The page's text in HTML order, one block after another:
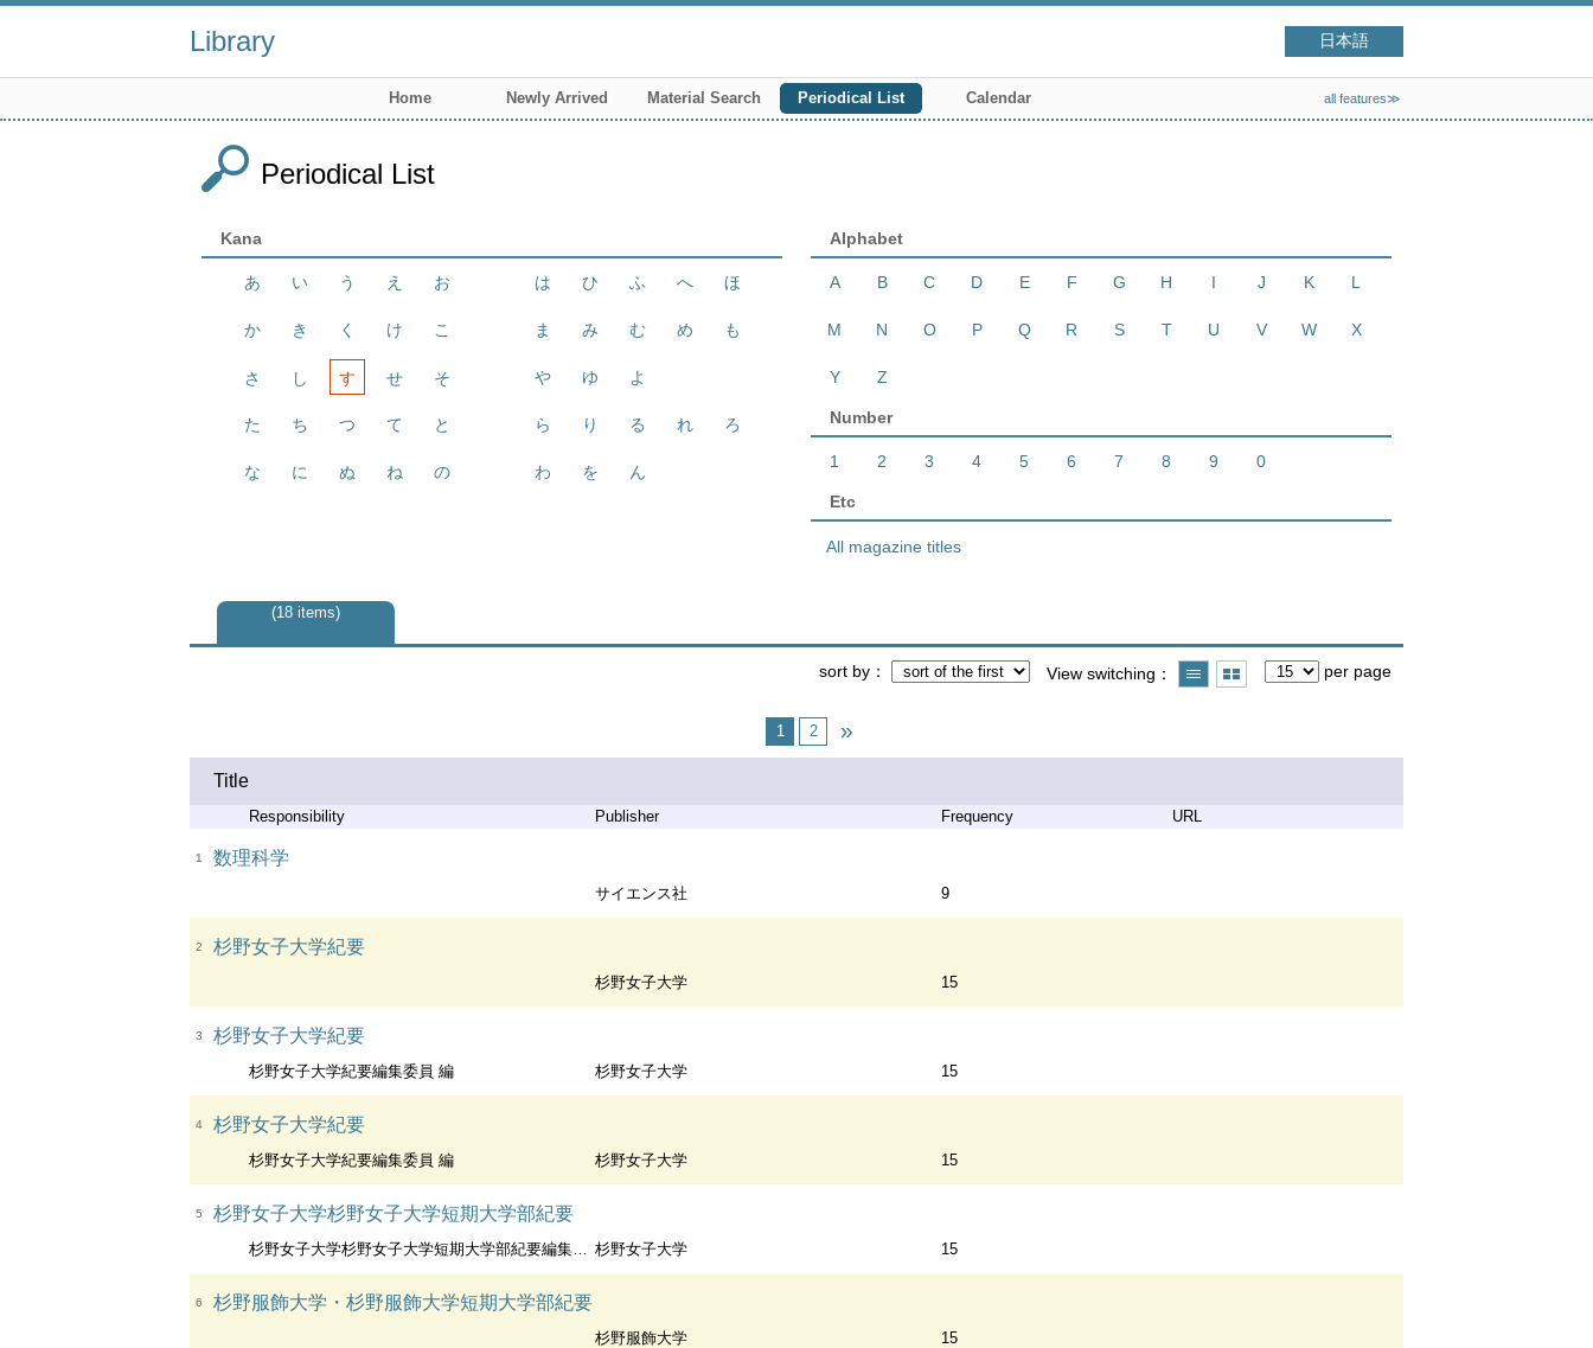
Library 日本語
Home Newly Arrived Material Search Periodical List Calendar all features≫
Periodical List
Kana
あ い う え お
か き く け こ
さ し す せ そ
た ち つ て と
な に ぬ ね の
は ひ ふ へ ほ
ま み む め も
や ゆ よ
ら り る れ ろ
わ を ん
Alphabet
A B C D E F G H I J K L
M N O P Q R S T U V W X
Y Z
Number
1 2 3 4 5 6 7 8 9 0
Etc
All magazine titles
18 items
sort by View switching per page
1 2
Title
Responsibility Publisher Frequency URL
1 数理科学
サイエンス社 9
2 杉野女子大学紀要
杉野女子大学 15
3 杉野女子大学紀要
杉野女子大学紀要編集委員 編 杉野女子大学 15
4 杉野女子大学紀要
杉野女子大学紀要編集委員 編 杉野女子大学 15
5 杉野女子大学杉野女子大学短期大学部紀要
杉野女子大学杉野女子大学短期大学部紀要編集委員 編 杉野女子大学 15
6 杉野服飾大学・杉野服飾大学短期大学部紀要
杉野服飾大学 15